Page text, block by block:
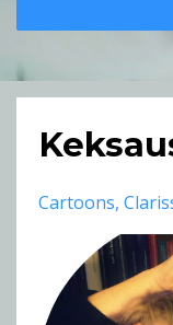
Cartoons